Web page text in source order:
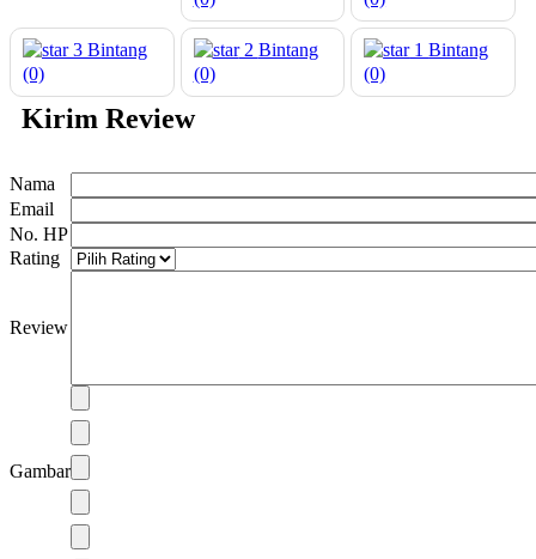
3 Bintang
(0)
2 Bintang
(0)
1Bintang
(0)
Kirim Review
Nama
Email
No. HP
Rating
Review
Gambar